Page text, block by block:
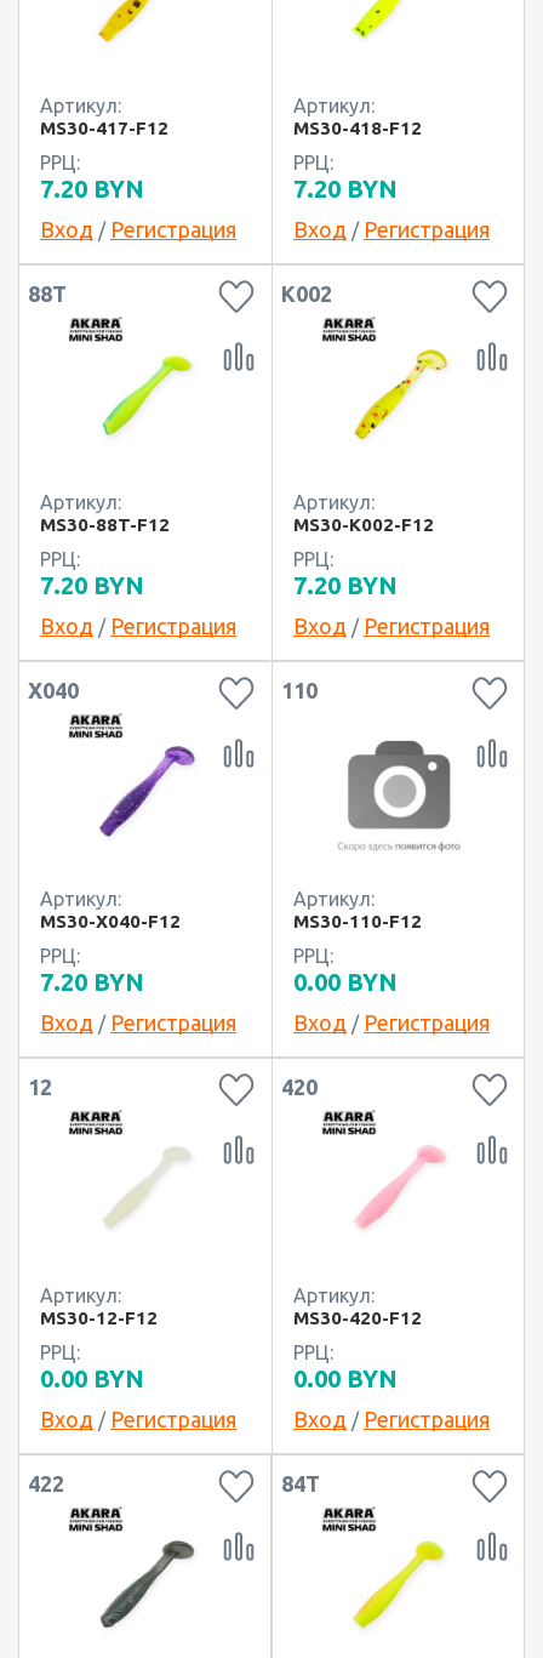
Артикул:
MS30-417-F12
РРЦ:
7.20 BYN
Вход / Регистрация
Артикул:
MS30-418-F12
РРЦ:
7.20 BYN
Вход / Регистрация
88T
Артикул:
MS30-88T-F12
РРЦ:
7.20 BYN
Вход / Регистрация
K002
Артикул:
MS30-K002-F12
РРЦ:
7.20 BYN
Вход / Регистрация
X040
Артикул:
MS30-X040-F12
РРЦ:
7.20 BYN
Вход / Регистрация
110
Артикул:
MS30-110-F12
РРЦ:
0.00 BYN
Вход / Регистрация
12
Артикул:
MS30-12-F12
РРЦ:
0.00 BYN
Вход / Регистрация
420
Артикул:
MS30-420-F12
РРЦ:
0.00 BYN
Вход / Регистрация
422 84T